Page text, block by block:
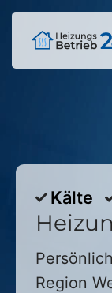
Kälte
Region